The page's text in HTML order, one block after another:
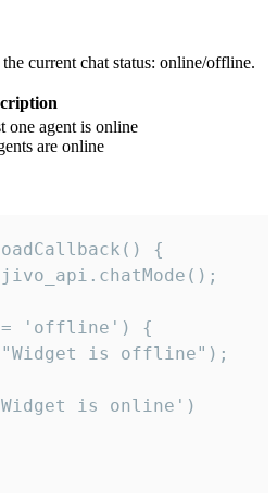
current chat status: online/offline.
one agent is online
are online
{
'offline') {
is offline");
is online')